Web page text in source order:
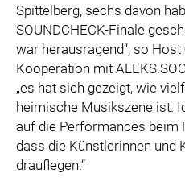
Spittelberg, sechs davon
SOUNDCHECK-Finale
war herausragend“, so Host
Kooperation mit
„es hat sich gezeigt, wie
heimische Musikszene ist.
auf die Performances beim
dass die Künstlerinnen und
drauflegen.“